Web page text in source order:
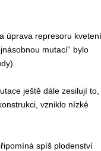
úprava represoru kvetení
mutací“ bylo
ještě dále zesilují to,
vzniklo nízké
spíš plodenství